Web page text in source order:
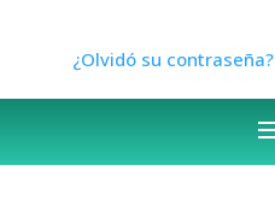
¿Olvidó su contraseña?